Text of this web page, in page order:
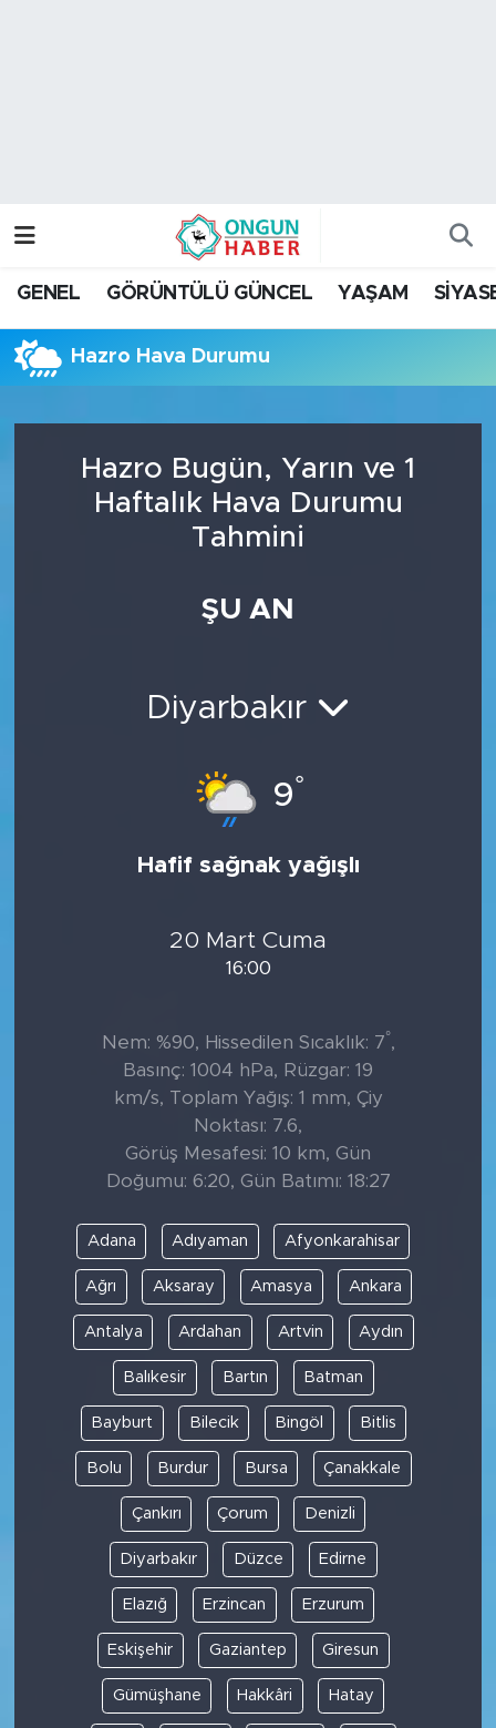
GENEL GÖRÜNTÜLÜ GÜNCEL YAŞAM
Hazro Hava Durumu
Hazro Bugün, Yarın ve 1
Haftalık Hava Durumu
Tahmini
ŞU AN
Diyarbakır
9°
Hafif sağnak yağışlı
20 Mart Cuma
16:00
Nem: %90, Hissedilen Sıcaklık: 7°,
Basınç: 1004 hPa, Rüzgar: 19
km/s, Toplam Yağış: 1 mm, Çiy
Noktası: 7.6,
Görüş Mesafesi: 10 km, Gün
Doğumu: 6:20, Gün Batımı: 18:27
Adana Adıyaman Afyonkarahisar
Ağrı Aksaray Amasya Ankara
Antalya Ardahan Artvin Aydın
Balıkesir Bartın Batman
Bayburt Bilecik Bingöl Bitlis
Bolu Burdur Bursa Çanakkale
Çankırı Çorum Denizli
Diyarbakır Düzce Edirne
Elazığ Erzincan Erzurum
Eskişehir Gaziantep Giresun
Gümüşhane Hakkâri Hatay
Trafik Durumu
Tüm Manşetler
Son Dakika Haberleri
Haber Arşivi